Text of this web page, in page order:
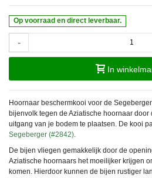
Op voorraad en direct leverbaar.
-
In
Hoornaar beschermkooi voor de
bijenvolk tegen de Aziatische hoornaar door
uitgang van je bodem te plaatsen. De kooi
Segeberger (#2842)
De bijen vliegen gemakkelijk door de
Aziatische hoornaars het moeilijker krijgen
komen. Hierdoor kunnen de bijen rustiger